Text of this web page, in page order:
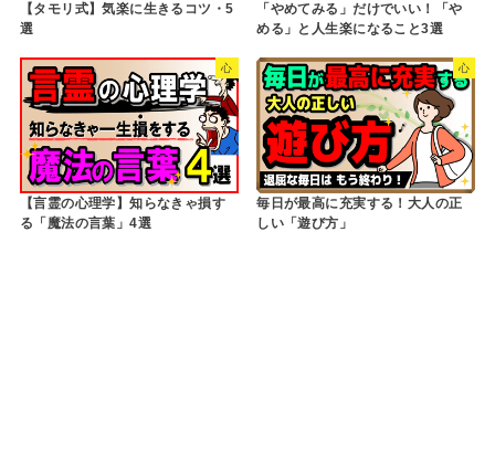
【タモリ式】気楽に生きるコツ・5
選
「やめてみる」だけでいい！「や
める」と人生楽になること3選
心
【言霊の心理学】知らなきゃ損す
る「魔法の言葉」4選
心
毎日が最高に充実する！大人の正
しい「遊び方」